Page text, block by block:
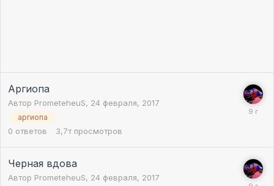
Аргиопа
Автор PrometeheuS, 24 февраля, 2017
аргиопа
0 ответов 3,7т просмотров
Черная вдова
Автор PrometeheuS, 24 февраля, 2017